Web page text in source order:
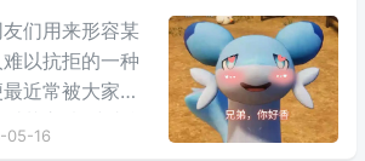
们用来形容某
以抗拒的一种
近常被大家用
05-16